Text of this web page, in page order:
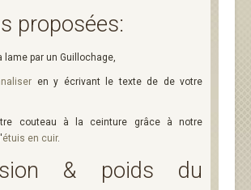
proposées:
lame par un Guillochage,
en y écrivant le texte de de votre
couteau à la ceinture grâce à notre
étuis en cuir.
& poids du